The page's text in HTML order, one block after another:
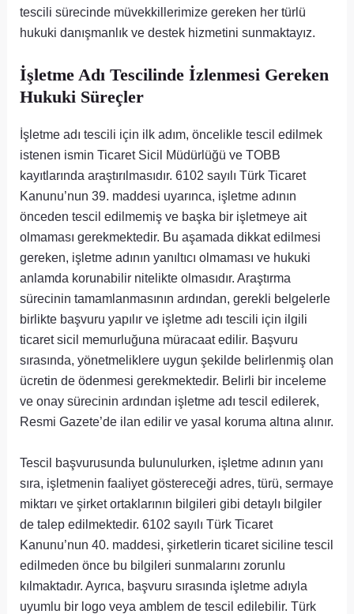
tescili sürecinde müvekkillerimize gereken her türlü
hukuki danışmanlık ve destek hizmetini sunmaktayız.
İşletme Adı Tescilinde İzlenmesi Gereken
Hukuki Süreçler
İşletme adı tescili için ilk adım, öncelikle tescil edilmek
istenen ismin Ticaret Sicil Müdürlüğü ve TOBB
kayıtlarında araştırılmasıdır. 6102 sayılı Türk Ticaret
Kanunu’nun 39. maddesi uyarınca, işletme adının
önceden tescil edilmemiş ve başka bir işletmeye ait
olmaması gerekmektedir. Bu aşamada dikkat edilmesi
gereken, işletme adının yanıltıcı olmaması ve hukuki
anlamda korunabilir nitelikte olmasıdır. Araştırma
sürecinin tamamlanmasının ardından, gerekli belgelerle
birlikte başvuru yapılır ve işletme adı tescili için ilgili
ticaret sicil memurluğuna müracaat edilir. Başvuru
sırasında, yönetmeliklere uygun şekilde belirlenmiş olan
ücretin de ödenmesi gerekmektedir. Belirli bir inceleme
ve onay sürecinin ardından işletme adı tescil edilerek,
Resmi Gazete’de ilan edilir ve yasal koruma altına alınır.
Tescil başvurusunda bulunulurken, işletme adının yanı
sıra, işletmenin faaliyet göstereceği adres, türü, sermaye
miktarı ve şirket ortaklarının bilgileri gibi detaylı bilgiler
de talep edilmektedir. 6102 sayılı Türk Ticaret
Kanunu’nun 40. maddesi, şirketlerin ticaret siciline tescil
edilmeden önce bu bilgileri sunmalarını zorunlu
kılmaktadır. Ayrıca, başvuru sırasında işletme adıyla
uyumlu bir logo veya amblem de tescil edilebilir. Türk